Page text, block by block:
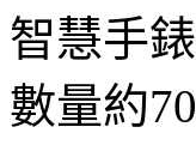
智慧手
數量約